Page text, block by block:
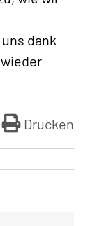
dank
Drucken